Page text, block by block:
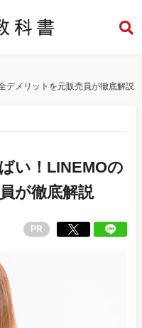
デメリットを元販売員が徹底解説
い！LINEMOの
が徹底解説
PR